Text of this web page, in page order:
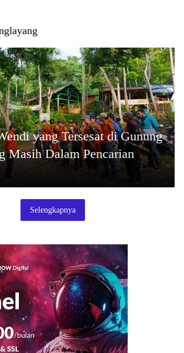
yang Tersesat di Gunung
Masih Dalam Pencarian
Selengkapnya